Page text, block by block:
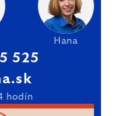
Hana
525
hodín